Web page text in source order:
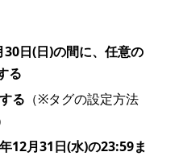
日(日)の間に、任意の
る
る （※タグの設定方法
12月31日(水)の23:59ま